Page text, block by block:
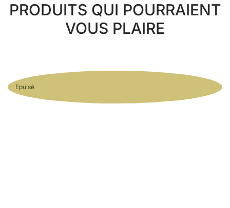
PRODUITS QUI POURRAIENT
VOUS PLAIRE
Epuisé